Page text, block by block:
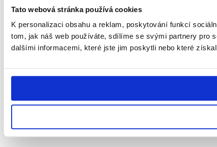
Tato webová stránka používá cookies
K personalizaci obsahu a reklam, poskytování funkcí
tom, jak náš web používáte, sdílíme se svými partnery pro
dalšími informacemi, které jste jim poskytli nebo které